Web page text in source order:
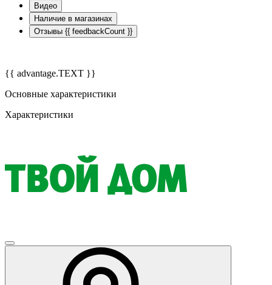
Видео
Наличие в магазинах
Отзывы {{ feedbackCount }}
{{ advantage.TEXT }}
Основные характеристики
Характеристики